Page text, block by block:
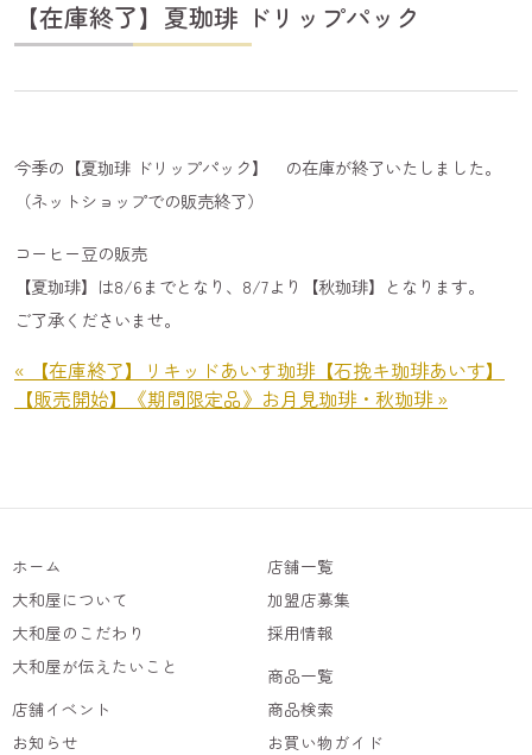
【在庫終了】夏珈琲 ドリップパック
今季の【夏珈琲 ドリップパック】 の在庫が終了いたしました。
（ネットショップでの販売終了）
コーヒー豆の販売
【夏珈琲】は8/6までとなり、8/7より【秋珈琲】となります。
ご了承くださいませ。
« 【在庫終了】リキッドあいす珈琲【石挽キ珈琲あいす】
【販売開始】《期間限定品》お月見珈琲・秋珈琲 »
ホーム
大和屋について
大和屋のこだわり
大和屋が伝えたいこと
店舗イベント
お知らせ
店舗一覧
加盟店募集
採用情報
商品一覧
商品検索
お買い物ガイド